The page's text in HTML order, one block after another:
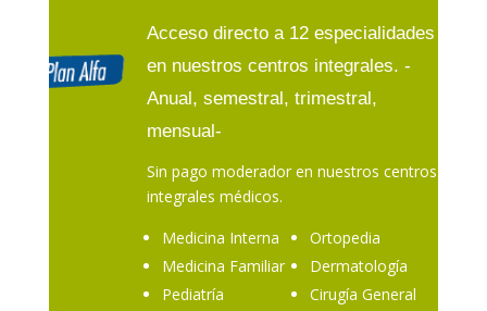
Acceso directo a 12 especialidades
en nuestros centros integrales. -
Anual, semestral, trimestral,
mensual-
Sin pago moderador en nuestros centros
integrales médicos.
Medicina Interna
Medicina Familiar
Pediatría
Ortopedia
Dermatología
Cirugía General